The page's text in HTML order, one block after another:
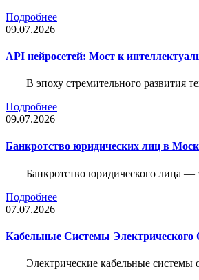
Подробнее
09.07.2026
API нейросетей: Мост к
В эпоху стремительного развития
Подробнее
09.07.2026
Банкротство юридических лиц в
Банкротство юридического лица —
Подробнее
07.07.2026
Кабельные Системы
Электрические кабельные системы